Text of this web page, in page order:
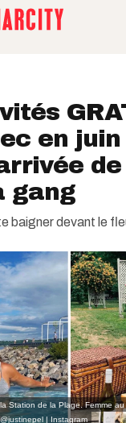
en
gang
baigner devant le
Station de la Plage. Femme
@justinepel | Instagram